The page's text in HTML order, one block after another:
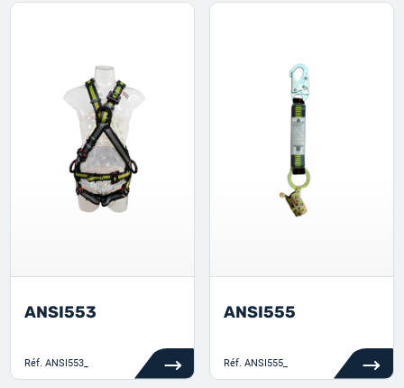
ANSI553
Réf. ANSI553_
ANSI555
Réf. ANSI555_